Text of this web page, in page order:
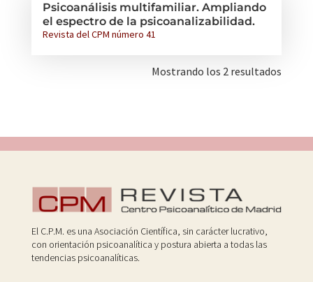
Psicoanálisis multifamiliar. Ampliando
el espectro de la psicoanalizabilidad.
Revista del CPM número 41
Mostrando los 2 resultados
El C.P.M. es una Asociación Científica, sin carácter lucrativo,
con orientación psicoanalítica y postura abierta a todas las
tendencias psicoanalíticas.